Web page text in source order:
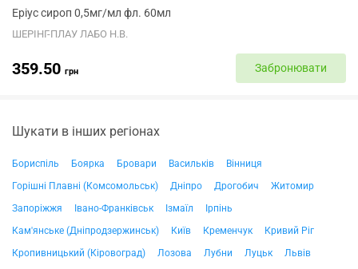
Еріус сироп 0,5мг/мл фл. 60мл
ШЕРІНГ-ПЛАУ ЛАБО Н.В.
359.50 грн Забронювати
Шукати в інших регіонах
Бориспіль Боярка Бровари Васильків
Вінниця
Горішні Плавні (Комсомольськ)
Дніпро Дрогобич
Житомир
Запоріжжя
Івано-Франківськ Ізмаїл
Ірпінь
Кам'янське (Дніпродзержинськ)
Київ Кременчук
Кривий Ріг
Кропивницький (Кіровоград)
Лозова Лубни Луцьк
Львів